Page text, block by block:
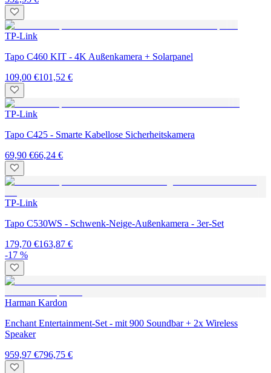
TP-Link
Tapo C460 KIT - 4K Außenkamera + Solarpanel
109,00 €101,52 €
TP-Link
Tapo C425 - Smarte Kabellose Sicherheitskamera
69,90 €66,24 €
TP-Link
Tapo C530WS - Schwenk-Neige-Außenkamera - 3er-Set
179,70 €163,87 €
-17 %
Harman Kardon
Enchant Entertainment-Set - mit 900 Soundbar + 2x Wireless
Speaker
959,97 €796,75 €